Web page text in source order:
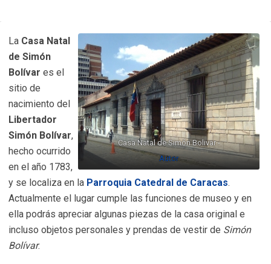
Casa Natal de Simón Bolivar -
Autor
La Casa Natal
de Simón
Bolívar es el
sitio de
nacimiento del
Libertador
Simón Bolívar,
hecho ocurrido
en el año 1783,
y se localiza en la Parroquia Catedral de Caracas.
Actualmente el lugar cumple las funciones de museo y en
ella podrás apreciar algunas piezas de la casa original e
incluso objetos personales y prendas de vestir de Simón
Bolívar.